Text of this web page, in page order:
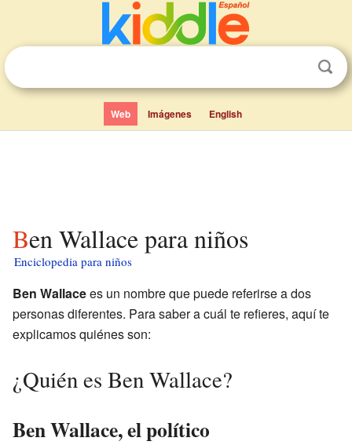
Web Imágenes English
Ben Wallace para niños
Enciclopedia para niños
Ben Wallacees un nombre que puede referirse a dos
personas diferentes. Para saber a cuál te refieres, aquí te
explicamos quiénes son:
¿Quién es Ben Wallace?
Ben Wallace, el político